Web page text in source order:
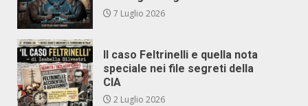
7 Luglio 2026
Il caso Feltrinelli e quella nota
speciale nei file segreti della
CIA
2 Luglio 2026